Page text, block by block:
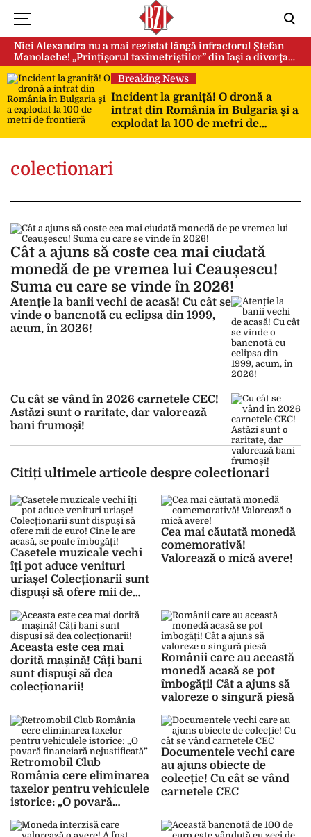
Nici Alexandra nu a mai rezistat lângă infractorul Ștefan
Manolache! „Prințișorul taximetriștilor” din Iași a divorţat
după doi ani de căsnicie
Breaking News
Incident la graniță! O dronă a
intrat din România în Bulgaria şi a
explodat la 100 de metri de
frontieră
colectionari
Cât a ajuns să coste cea mai ciudată
monedă de pe vremea lui Ceaușescu!
Suma cu care se vinde în 2026!
Atenție la banii vechi de acasă! Cu cât se
vinde o bancnotă cu eclipsa din 1999,
acum, în 2026!
Cu cât se vând în 2026 carnetele CEC!
Astăzi sunt o raritate, dar valorează
bani frumoși!
Citiți ultimele articole despre colectionari
Casetele muzicale vechi
îți pot aduce venituri
uriașe! Colecționarii sunt
dispuși să ofere mii de
se poate îmbogăți!
Cea mai căutată monedă
comemorativă!
Valorează o mică avere!
Aceasta este cea mai
dorită mașină! Câți bani
sunt dispuși să dea
colecționarii!
Românii care au această
monedă acasă se pot
îmbogăți! Cât a ajuns să
valoreze o singură piesă
Retromobil Club
România cere eliminarea
taxelor pentru vehiculele
istorice: „O povară
Documentele vechi care
au ajuns obiecte de
colecție! Cu cât se vând
carnetele CEC